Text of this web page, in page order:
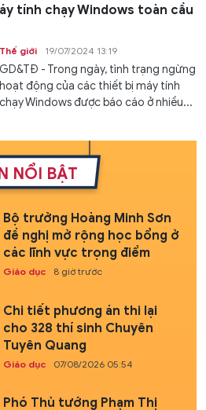
tính chạy Windows toàn cầu
Thế giới 19/07/2024 13:19
GD&TĐ - Trong ngày, tình trạng ngừng
hoạt động của các thiết bị máy tính
chạy Windows được báo cáo ở nhiều...
NỔI BẬT
Bộ trưởng Hoàng Minh Sơn
đề nghị mở rộng học bổng ở
các lĩnh vực trọng điểm
Giáo dục 8 giờ trước
Chi tiết phương án thi lại
cho 328 thí sinh Chuyên
Tuyên Quang
Giáo dục 07/08/2026 05:54
Phó Thủ tướng Phạm Thị